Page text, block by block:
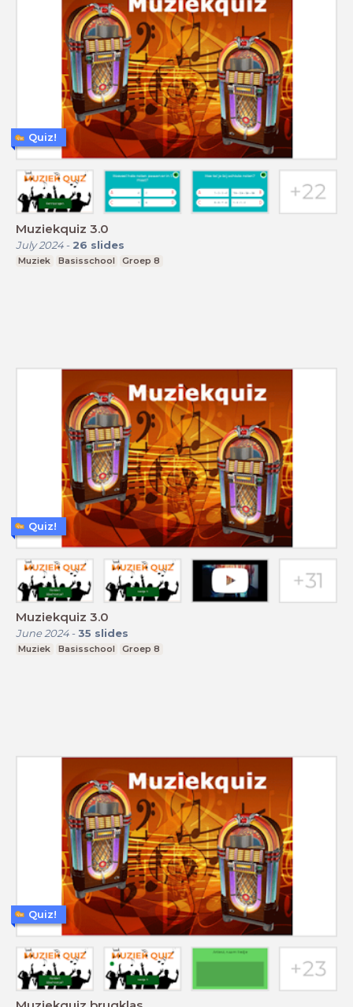
Muziekquiz 3.0
July 2024- 26 slides
Muziek Basisschool Groep 8
Quiz!
Muziekquiz 3.0
June 2024- 35 slides
Muziek Basisschool Groep 8
Quiz!
Quiz!